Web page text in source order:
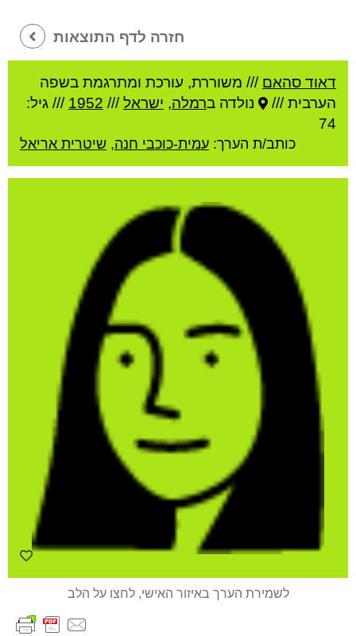
חזרה לדף התוצאות
דאוד סהאם /// משוררת, עורכת ומתרגמת בשפה
הערבית ///
נולדה ברמלה, ישראל///
1952 /// גיל:
74
כותב/ת הערך: עמית-כוכבי חנה, שיטרית אריאל
לשמירת הערך באיזור האישי, לחצו על הלב